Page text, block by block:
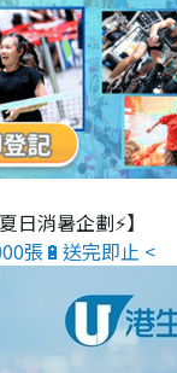
日消暑企劃⚡】
張🔋送完即止 <